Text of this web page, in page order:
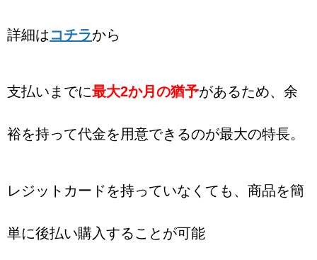
詳細は コチラから
支払いまでに最大2か月の猶予があるため、余
裕を持って代金を用意できるのが最大の特長。
レジットカードを持っていなくても、商品を簡
単に後払い購入することが可能